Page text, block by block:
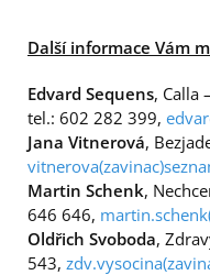
Další informace Vám
Edvard Sequens, Calla
tel.: 602 282 399,
Jana Vitnerová,
Martin Schenk,
646 646,
Oldřich Svoboda,
543,